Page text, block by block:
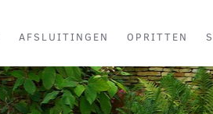
AFSLUITINGEN OPRITTEN